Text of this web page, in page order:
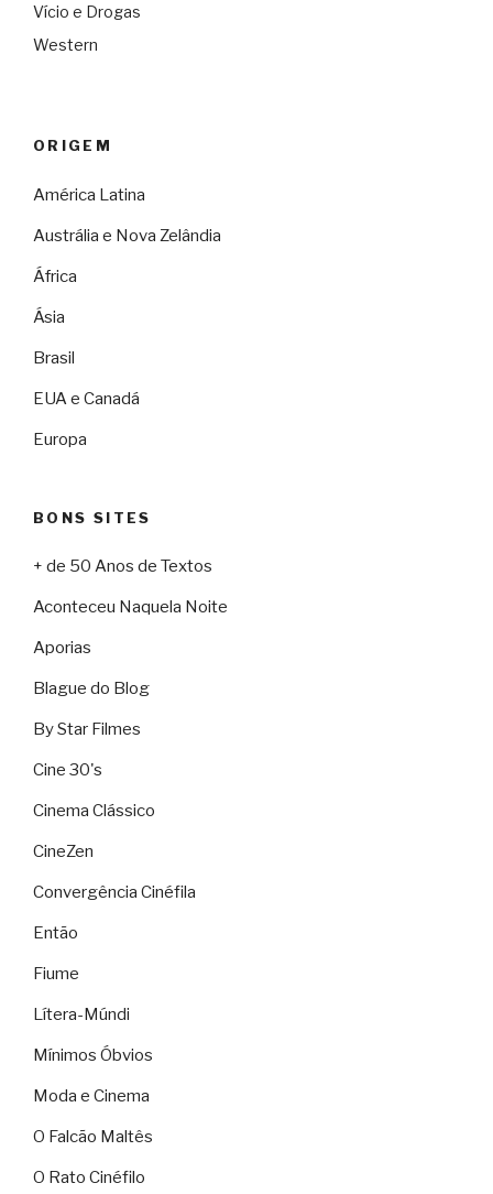
Vício e Drogas
Western
ORIGEM
América Latina
Austrália e Nova Zelândia
África
Ásia
Brasil
EUA e Canadá
Europa
BONS SITES
+ de 50 Anos de Textos
Aconteceu Naquela Noite
Aporias
Blague do Blog
By Star Filmes
Cine 30's
Cinema Clássico
CineZen
Convergência Cinéfila
Então
Fiume
Lítera-Múndi
Mínimos Óbvios
Moda e Cinema
O Falcão Maltês
O Rato Cinéfilo